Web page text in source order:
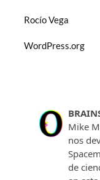
Rocío Vega
WordPress.org